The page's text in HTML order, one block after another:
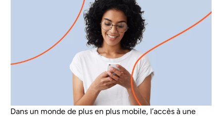
Dans un monde de plus en plus mobile, l’accès à une